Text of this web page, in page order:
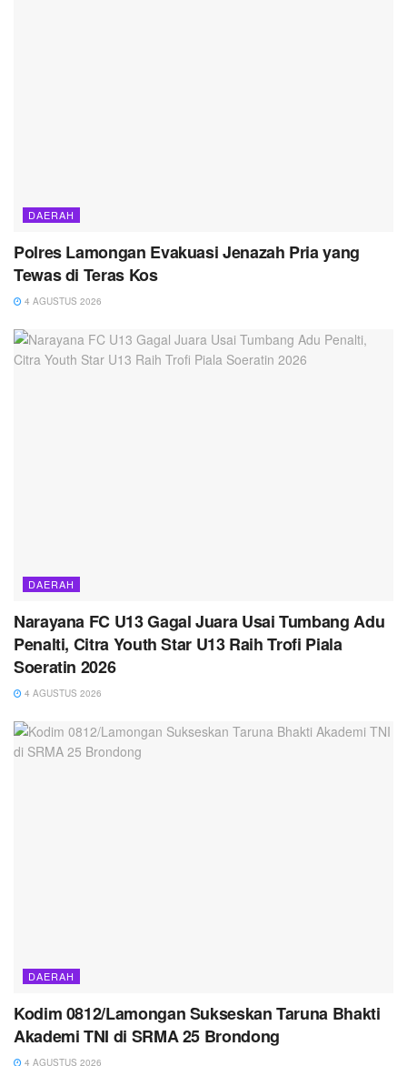
DAERAH
Polres Lamongan Evakuasi Jenazah Pria yang
Tewas di Teras Kos
4 AGUSTUS 2026
DAERAH
Narayana FC U13 Gagal Juara Usai Tumbang Adu
Penalti, Citra Youth Star U13 Raih Trofi Piala
Soeratin 2026
4 AGUSTUS 2026
DAERAH
Kodim 0812/Lamongan Sukseskan Taruna Bhakti
Akademi TNI di SRMA 25 Brondong
4 AGUSTUS 2026